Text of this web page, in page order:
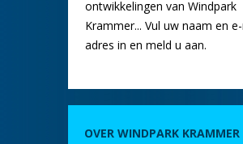
ontwikkelingen van Windpark
Krammer... Vul uw naam en
adres in en meld u aan.
OVER WINDPARK KRAMMER